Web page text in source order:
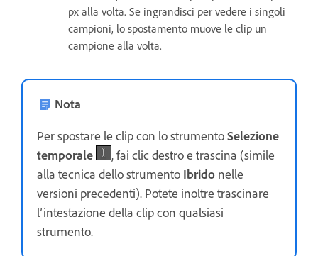
px alla volta. Se ingrandisci per vedere i singoli
campioni, lo spostamento muove le clip un
campione alla volta.
Nota
Per spostare le clip con lo strumentoSelezione
temporale
, fai clic destro e trascina (simile
alla tecnica dello strumento Ibrido nelle
versioni precedenti). Potete inoltre trascinare
l’intestazione della clip con qualsiasi
strumento.